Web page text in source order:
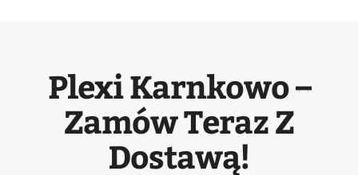
Plexi Karnkowo –
Zamów Teraz Z
Dostawą!